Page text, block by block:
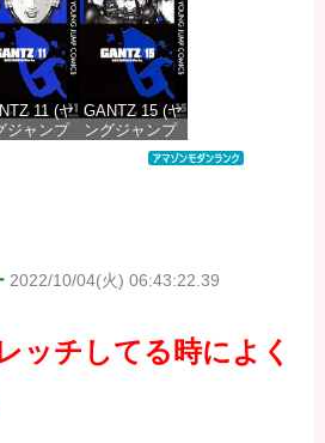
格：¥100 価格：¥100
11 (ヤ
ジャンプ
GANTZ 15 (ヤ
ングジャンプ
コミックス
2022/10/04(火) 06:43:22.39
ッチしてる時によく